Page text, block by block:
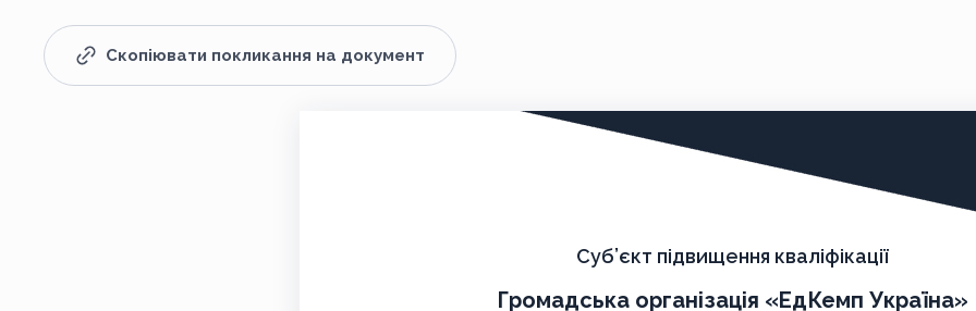
Скопіювати покликання на документ
Суб’єкт підвищення кваліфікації
Громадська організація «ЕдКемп Україна»